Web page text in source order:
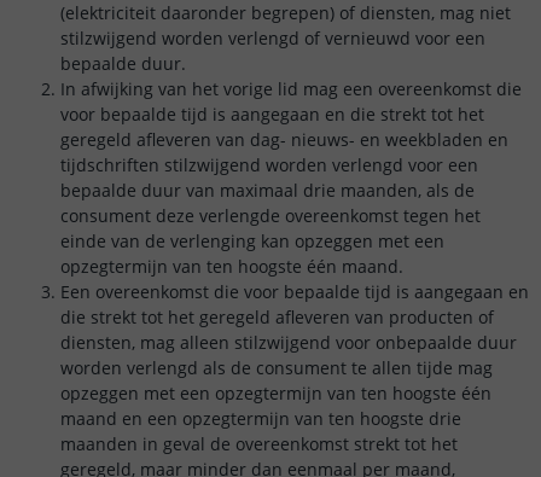
(elektriciteit daaronder begrepen) of diensten, mag niet
stilzwijgend worden verlengd of vernieuwd voor een
bepaalde duur.
In afwijking van het vorige lid mag een overeenkomst die
voor bepaalde tijd is aangegaan en die strekt tot het
geregeld afleveren van dag- nieuws- en weekbladen en
tijdschriften stilzwijgend worden verlengd voor een
bepaalde duur van maximaal drie maanden, als de
consument deze verlengde overeenkomst tegen het
einde van de verlenging kan opzeggen met een
opzegtermijn van ten hoogste één maand.
Een overeenkomst die voor bepaalde tijd is aangegaan en
die strekt tot het geregeld afleveren van producten of
diensten, mag alleen stilzwijgend voor onbepaalde duur
worden verlengd als de consument te allen tijde mag
opzeggen met een opzegtermijn van ten hoogste één
maand en een opzegtermijn van ten hoogste drie
maanden in geval de overeenkomst strekt tot het
geregeld, maar minder dan eenmaal per maand,